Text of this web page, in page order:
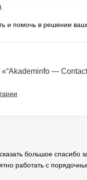
и помочь в решении
—
большое
работать с